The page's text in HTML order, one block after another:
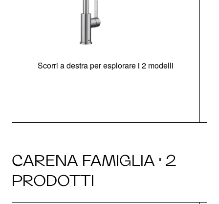
Scorri a destra per esplorare i 2 modelli
CARENA FAMIGLIA · 2
PRODOTTI